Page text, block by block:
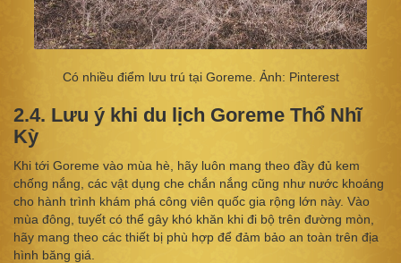
Có nhiều điểm lưu trú tại Goreme. Ảnh: Pinterest
2.4. Lưu ý khi du lịch Goreme Thổ Nhĩ
Kỳ
Khi tới Goreme vào mùa hè, hãy luôn mang theo đầy đủ kem
chống nắng, các vật dụng che chắn nắng cũng như nước khoáng
cho hành trình khám phá công viên quốc gia rộng lớn này. Vào
mùa đông, tuyết có thể gây khó khăn khi đi bộ trên đường mòn,
hãy mang theo các thiết bị phù hợp để đảm bảo an toàn trên địa
hình băng giá.